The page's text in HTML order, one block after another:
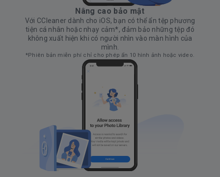
Nâng cao bảo mật
Với CCleaner dành cho iOS, bạn có thể ẩn tệp phương
tiện cá nhân hoặc nhạy cảm*, đảm bảo những tệp đó
không xuất hiện khi có người nhìn vào màn hình của
mình.
*Phiên bản miễn phí chỉ cho phép ẩn 10 hình ảnh hoặc video.